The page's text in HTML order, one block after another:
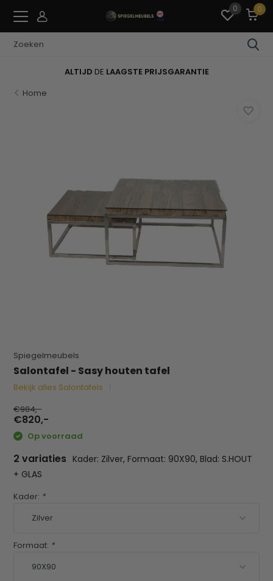
0 0
ALTIJD DE LAAGSTE PRIJSGARANTIE
Home
Spiegelmeubels
Salontafel - Sasy houten tafel
Bekijk alles Salontafels
€984,-
€820,-
Op voorraad
2 variaties Kader: Zilver, Formaat: 90X90, Blad: S.HOUT
+ GLAS
Kader: *
Formaat: *